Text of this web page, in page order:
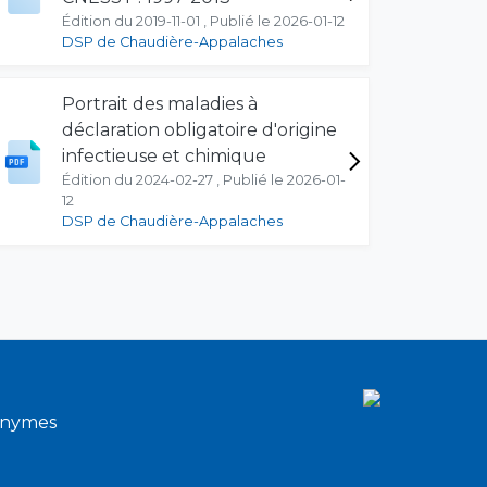
Édition du 2019-11-01 , Publié le 2026-01-12
DSP de Chaudière-Appalaches
Portrait des maladies à
déclaration obligatoire d'origine
infectieuse et chimique
Édition du 2024-02-27 , Publié le 2026-01-
12
DSP de Chaudière-Appalaches